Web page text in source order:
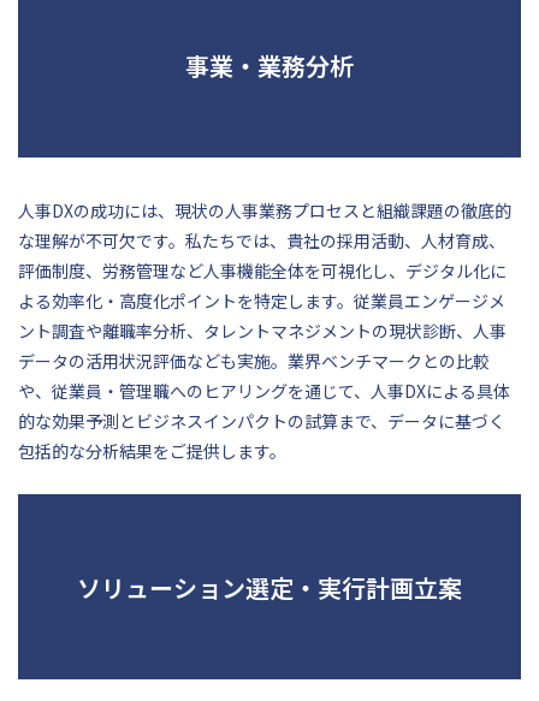
事業・業務分析
人事DXの成功には、現状の人事業務プロセスと組織課題の徹底的
な理解が不可欠です。私たちでは、貴社の採用活動、人材育成、
評価制度、労務管理など人事機能全体を可視化し、デジタル化に
よる効率化・高度化ポイントを特定します。従業員エンゲージメ
ント調査や離職率分析、タレントマネジメントの現状診断、人事
データの活用状況評価なども実施。業界ベンチマークとの比較
や、従業員・管理職へのヒアリングを通じて、人事DXによる具体
的な効果予測とビジネスインパクトの試算まで、データに基づく
包括的な分析結果をご提供します。
ソリューション選定・実行計画立案